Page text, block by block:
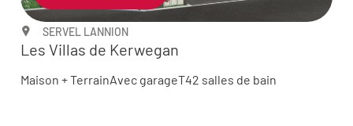
SERVEL LANNION
Les Villas de Kerwegan
Maison + TerrainAvec garageT42 salles de bain